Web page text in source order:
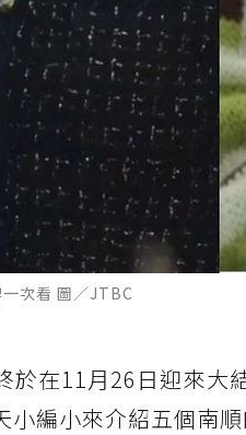
次看 圖／JTBC
於在11月26日迎來大
小編小來介紹五個南順